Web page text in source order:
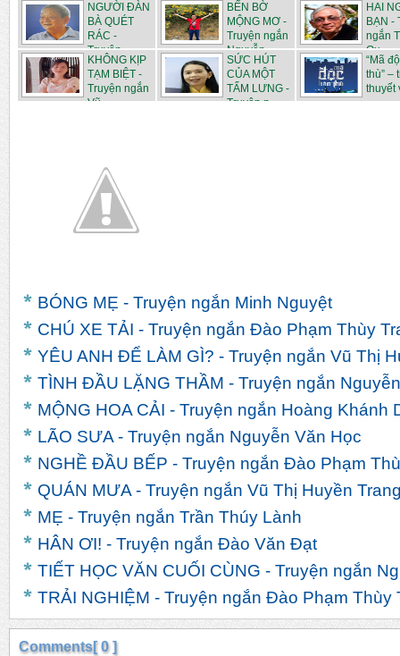
NGƯỜI ĐÀN
BÀ QUÉT
RÁC -
Truyện
ngắn...
BẾN BỜ
MỘNG MƠ -
Truyện ngắn
Nguyễn...
HAI
BẠN -
ngắn
Qu...
KHÔNG KỊP
TẠM BIỆT -
Truyện ngắn
Vũ...
SỨC HÚT
CỦA MỘT
TẤM LƯNG -
Truyện n...
“Mã
thù” –
thuyết
BÓNG MẸ - Truyện ngắn Minh Nguyệt
CHÚ XE TẢI - Truyện ngắn Đào Phạm Thùy
YÊU ANH ĐỂ LÀM GÌ? - Truyện ngắn Vũ Thị
TÌNH ĐẦU LẶNG THẦM - Truyện ngắn
MỘNG HOA CẢI - Truyện ngắn Hoàng Khánh
LÃO SƯA - Truyện ngắn Nguyễn Văn Học
NGHỀ ĐẦU BẾP - Truyện ngắn Đào Phạm
QUÁN MƯA - Truyện ngắn Vũ Thị Huyền
MẸ - Truyện ngắn Trần Thúy Lành
HÂN ƠI! - Truyện ngắn Đào Văn Đạt
TIẾT HỌC VĂN CUỐI CÙNG - Truyện ngắn
TRẢI NGHIỆM - Truyện ngắn Đào Phạm Thùy
Comments[ 0 ]